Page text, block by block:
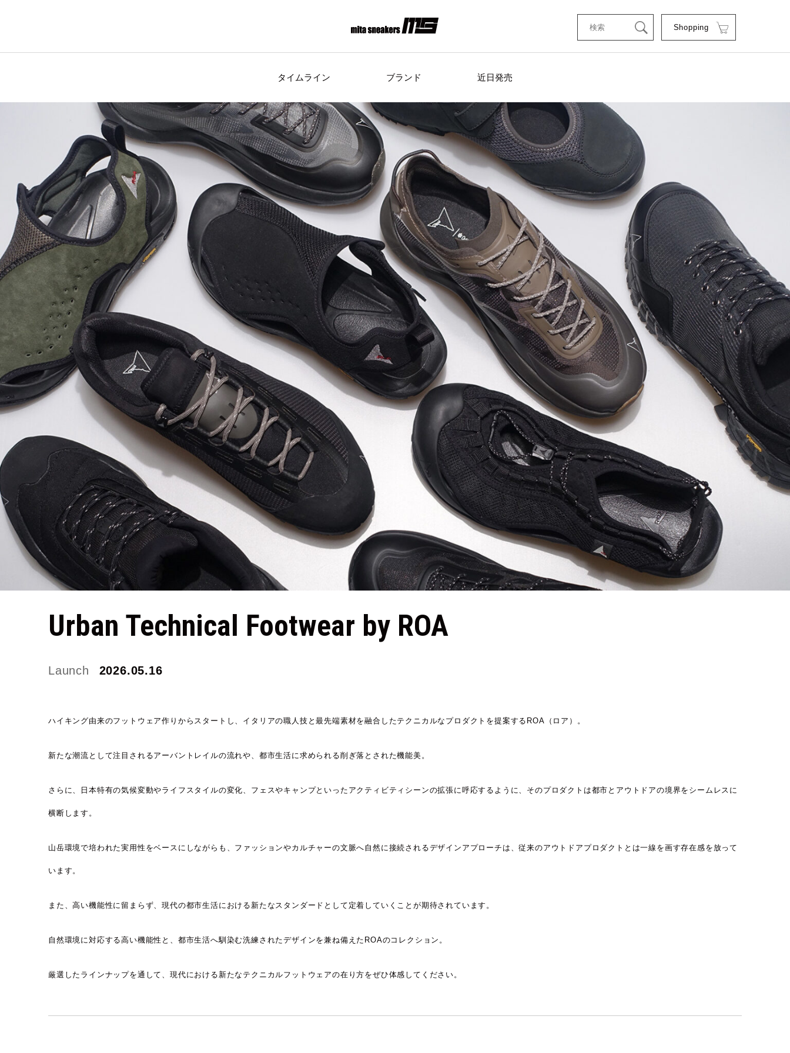
Shopping
タイムライン ブランド
adidas Originals AIRWALK ASICS SportStyle
Clarks COLE HAAN CONVERSE
crocs DESCENTE FEATURE
GOODS HI-TEC
HOKA ONE ONE HYBEX JORDAN BRAND
kaepa Kappa KEEN
le coq sportif
M&M CUSTOM
PERFORMANCE
MARQUEE PLAYER
MIZUNO MW3dP new balance
NIKE northwave
On OTHERS Panther
PRO-Keds puma Reebok
ROA SALOMON SATISFY
Saucony sneakerwolf
近日発売
Urban Technical Footwear by ROA
Launch 2026.05.16
ハイキング由来のフットウェア作りからスタートし、イタリアの職人技と最先端素材を融合したテクニカルなプロダクトを提案するROA（ロア）。
新たな潮流として注目されるアーバントレイルの流れや、都市生活に求められる削ぎ落とされた機能美。
さらに、日本特有の気候変動やライフスタイルの変化、フェスやキャンプといったアクティビティシーンの拡張に呼応するように、そのプロダクトは都市とアウトドアの境界をシームレスに
横断します。
山岳環境で培われた実用性をベースにしながらも、ファッションやカルチャーの文脈へ自然に接続されるデザインアプローチは、従来のアウトドアプロダクトとは一線を画す存在感を放って
います。
また、高い機能性に留まらず、現代の都市生活における新たなスタンダードとして定着していくことが期待されています。
自然環境に対応する高い機能性と、都市生活へ馴染む洗練されたデザインを兼ね備えたROAのコレクション。
厳選したラインナップを通して、現代における新たなテクニカルフットウェアの在り方をぜひ体感してください。